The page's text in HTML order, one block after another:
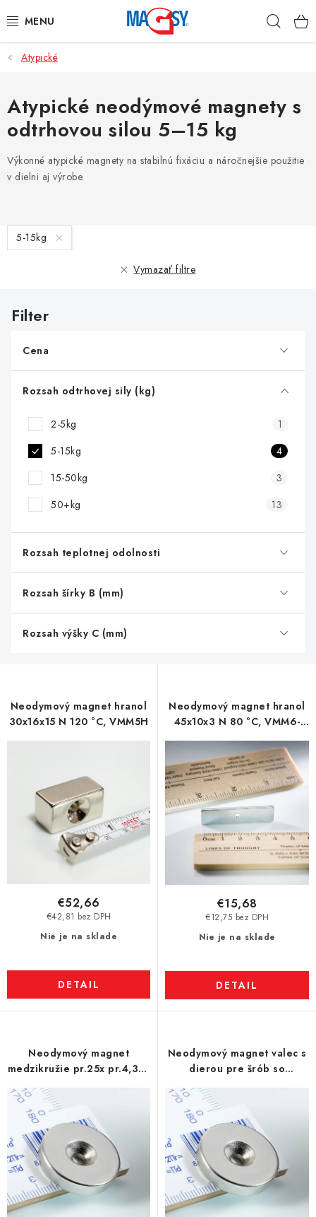
na
HLAVNÉ KATEGÓRIE
MAGNETICKÉ POMÔCKY
PRIEMYSELNÉ MAGNETY
OSTATNÉ MAGNETY
O nás Obchodné podmienky
Atypické
Atypické neodýmové magnety s
odtrhovou silou 5–15 kg
Výkonné atypické magnety na stabilnú fixáciu a náročnejšie použitie
v dielni aj výrobe.
V
ý
s
o
5-15kg
Vymazať filtre
Cena
Rozsah odtrhovej sily (kg)
2-5kg
1
5-15kg
4
15-50kg
3
50+kg
13
Rozsah teplotnej odolnosti
Rozsah šírky B (mm)
Rozsah výšky C (mm)
Neodymový magnet hranol
30x16x15 N 120 °C, VMM5H
Nie je na sklade
€42,81 bez DPH
€52,66
DETAIL
Neodymový magnet hranol
45x10x3 N 80 °C, VMM6-
N40
Nie je na sklade
€12,75 bez DPH
€15,68
DETAIL
Neodymový magnet
medzikružie pr.25x pr.4,3x5
N 80 °C, VMM5-N38
Neodymový magnet valec s
dierou pre šrób so
zápustnou hlavou pr.25 x 5
N 80 °C, VMM4-N35